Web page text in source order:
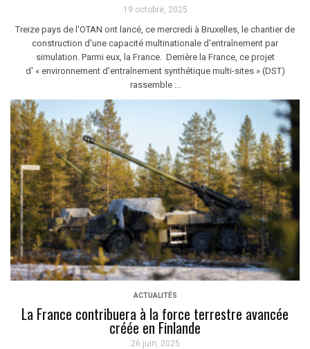
19 octobre, 2025
Treize pays de l'OTAN ont lancé, ce mercredi à Bruxelles, le chantier de
construction d'une capacité multinationale d'entraînement par
simulation. Parmi eux, la France. Derrière la France, ce projet
d' « environnement d'entraînement synthétique multi-sites » (DST)
rassemble ...
ACTUALITÉS
La France contribuera à la force terrestre avancée
créée en Finlande
26 juin, 2025